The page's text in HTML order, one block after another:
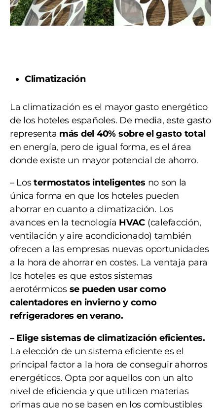
Climatización
La climatización es el mayor gasto energético
de los hoteles españoles. De media, este gasto
representa más del 40% sobre el gasto total
en energía, pero de igual forma, es el área
donde existe un mayor potencial de ahorro.
– Lostermostatos inteligentes no son la
única forma en que los hoteles pueden
ahorrar en cuanto a climatización. Los
avances en la tecnología HVAC (calefacción,
ventilación y aire acondicionado) también
ofrecen a las empresas nuevas oportunidades
a la hora de ahorrar en costes. La ventaja para
los hoteles es que estos sistemas
aerotérmicos se pueden usar como
calentadores en invierno y como
refrigeradores en verano.
– Elige sistemas de climatización eficientes.
La elección de un sistema eficiente es el
principal factor a la hora de conseguir ahorros
energéticos. Opta por aquellos con un alto
nivel de eficiencia y que utilicen materias
primas que no se basen en los combustibles